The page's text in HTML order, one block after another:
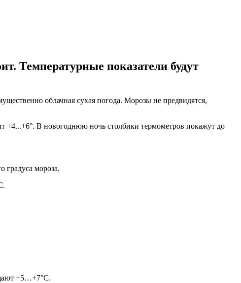
Температурные показатели будут
облачная сухая погода. Морозы не предвидятся,
+4...+6°. В новогоднюю ночь столбики термометров покажут до
градуса мороза.
+5…+7°С.